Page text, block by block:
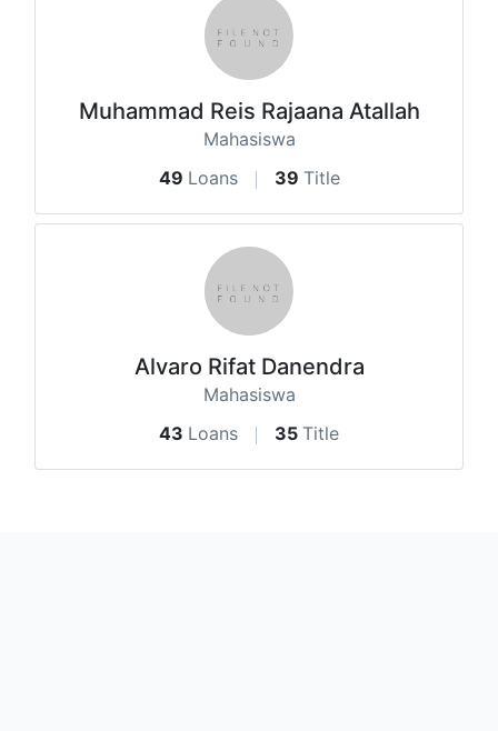
Muhammad Reis Rajaana Atallah
Mahasiswa
49 Loans 39 Title
Alvaro Rifat Danendra
Mahasiswa
43 Loans 35 Title